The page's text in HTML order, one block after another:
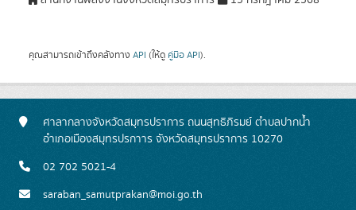
คุณสามารถเข้าถึงคลังทาง API (ให้ดู คู่มือ API).
ศาลากลางจังหวัดสมุทรปราการ ถนนสุทธิภิรมย์ ตำบลปากน้ำ
อำเภอเมืองสมุทรปรกาาร จังหวัดสมุทรปราการ 10270
02 702 5021-4
saraban_samutprakan@moi.go.th